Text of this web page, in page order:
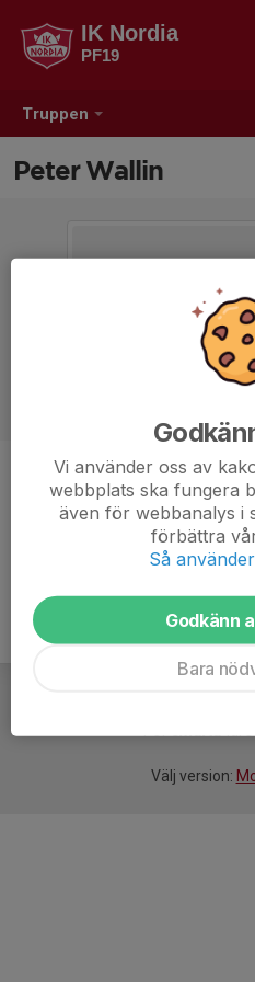
Truppen
IK Nordia
PF19
Peter Wallin
Titel
Ledare
36 år
Försmarta
Välj version:
Vi använder oss av
webbplats ska fungera
även för webbanalys i
förbättra
Så
Godkänn
Bara